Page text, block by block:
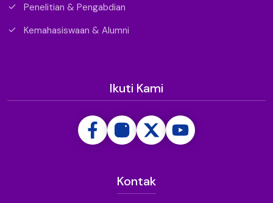
Penelitian & Pengabdian
Kemahasiswaan & Alumni
Ikuti Kami
Kontak